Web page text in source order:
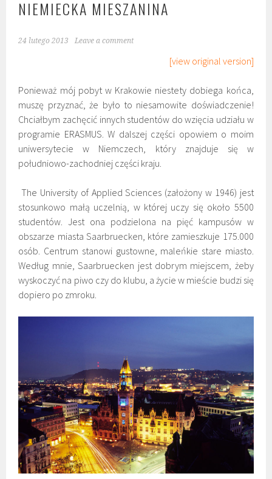
NIEMIECKA MIESZANINA
24 lutego 2013 Leave a comment
[view original version]
Ponieważ mój pobyt w Krakowie niestety dobiega końca,
muszę przyznać, że było to niesamowite doświadczenie!
Chciałbym zachęcić innych studentów do wzięcia udziału w
programie ERASMUS. W dalszej części opowiem o moim
uniwersytecie w Niemczech, który znajduje się w
południowo-zachodniej części kraju.
The University of Applied Sciences (założony w 1946) jest
stosunkowo małą uczelnią, w której uczy się około 5500
studentów. Jest ona podzielona na pięć kampusów w
obszarze miasta Saarbruecken, które zamieszkuje 175.000
osób. Centrum stanowi gustowne, maleńkie stare miasto.
Według mnie, Saarbruecken jest dobrym miejscem, żeby
wyskoczyć na piwo czy do klubu, a życie w mieście budzi się
dopiero po zmroku.